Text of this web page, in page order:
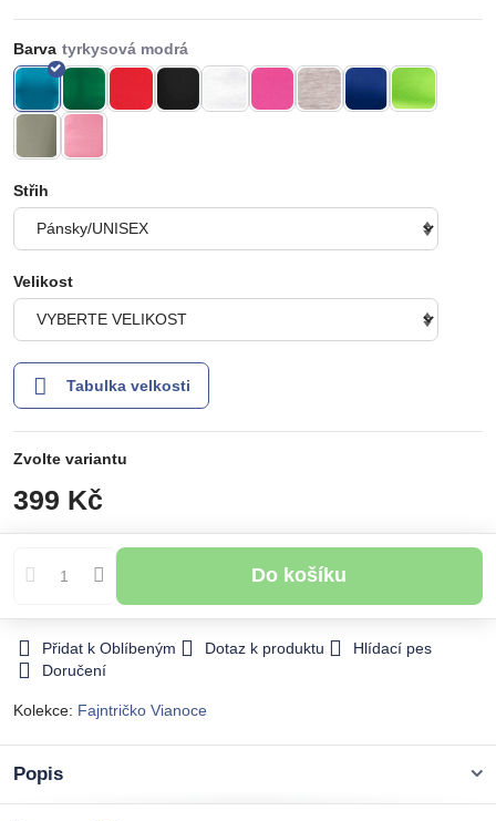
Barva
Střih
Velikost
Tabulka velkosti
Zvolte variantu
399 Kč
Do košíku
Přidat k Oblíbeným Dotaz k produktu
Hlídací pes
Doručení
Kolekce: Fajntričko Vianoce
Popis